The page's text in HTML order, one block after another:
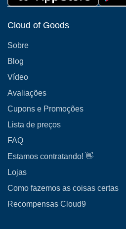
Cloud of Goods
Sobre
Blog
Vídeo
Avaliações
Cupons e Promoções
Lista de preços
FAQ
Estamos contratando! 👋
Lojas
Como fazemos as coisas certas
Recompensas Cloud9